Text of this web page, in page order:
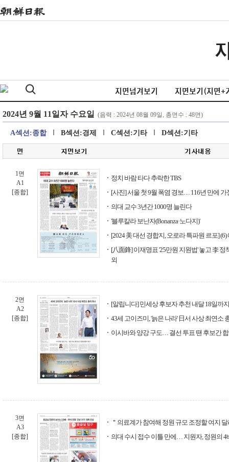
지면넘겨보기 지면보기(지면+
A섹션:종합 B섹션:경제 C섹션:기타 D섹션:기타
1면
A1
[종합]
정치 바람 타다 추락한 TBS
[사진] 서울 첫 9월 폭염 경보… 116년 만에 가
의대 교수 3년간 1000명 늘린다
'블루칼라 보난자(Bonanza·노다지)'
[2024 美 대선 경합지, 오로라 특파원 르포]
[八面鋒] 이재명표 '25만원 지원법' 놓고 李
외
2면
A2
[종합]
[알립니다] 민세상 후보자 추천 내달 18일까
43세 고이즈미, '늙은 나라' 日서 사상 최연소
이시바와 양강 구도… 결선 투표 땐 후보간
3면
A3
[종합]
＂의료계가 참여해 정원 규모 조정할 여지
의대 수시 접수 이틀 만에… 지원자, 정원의 4